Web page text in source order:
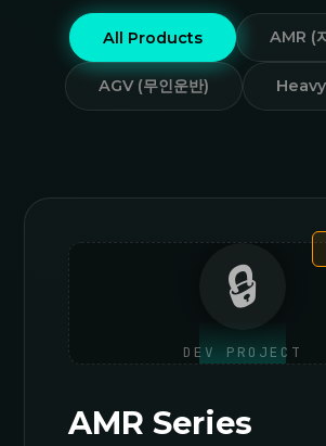
All Products AMR (
AGV (무인운반)
🔒
DEV PROJECT
AMR Series